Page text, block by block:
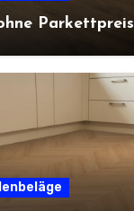
Parkettpreis